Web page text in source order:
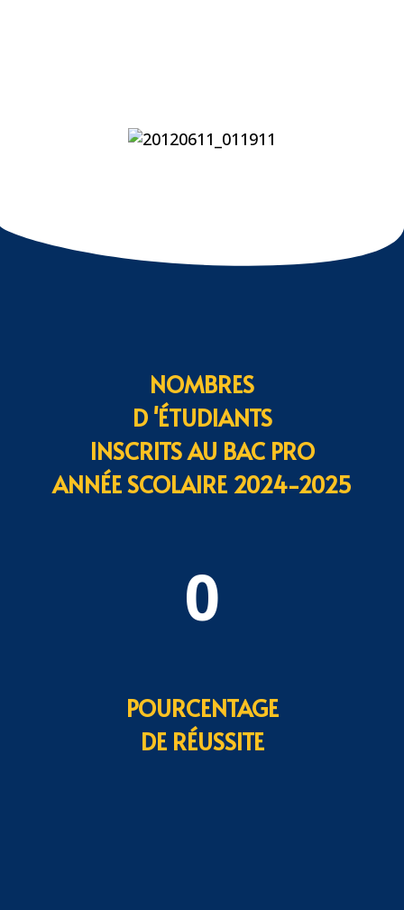
personnelles
- Susciter le désir de réussir
- Favoriser une ambiance d’écoute et
NOMBRES
D 'ÉTUDIANTS
INSCRITS AU BAC PRO
ANNÉE SCOLAIRE 2024-2025
0
POURCENTAGE
DE RÉUSSITE